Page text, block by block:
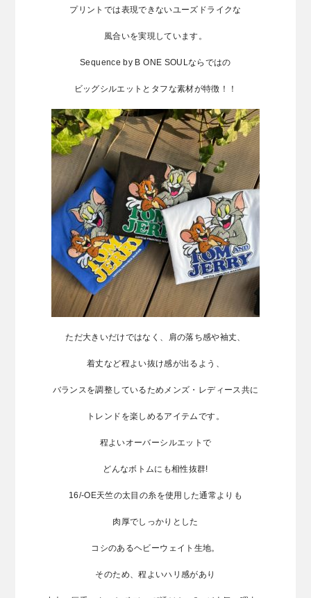
プリントでは表現できないユーズドライクな
風合いを実現しています。
Sequence by B ONE SOULならではの
ビッグシルエットとタフな素材が特徴！！
ただ大きいだけではなく、肩の落ち感や袖丈、
着丈など程よい抜け感が出るよう、
バランスを調整しているためメンズ・レディース共に
トレンドを楽しめるアイテムです。
程よいオーバーシルエットで
どんなボトムにも相性抜群!
16/-OE天竺の太目の糸を使用した通常よりも
肉厚でしっかりとした
コシのあるヘビーウェイト生地。
そのため、程よいハリ感があり